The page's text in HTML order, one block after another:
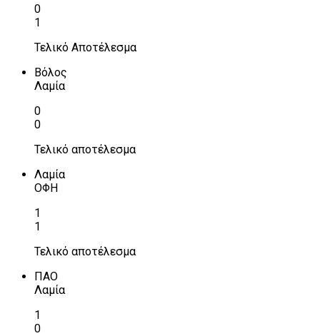
0
1
Τελικό Αποτέλεσμα
Βόλος
Λαμία
0
0
Τελικό αποτέλεσμα
Λαμία
ΟΦΗ
1
1
Τελικό αποτέλεσμα
ΠΑΟ
Λαμία
1
0